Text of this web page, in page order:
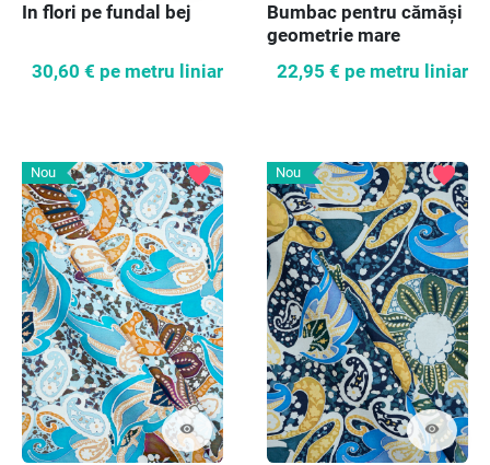
In flori pe fundal bej
30,60 € pe metru liniar
Bumbac pentru cămăși
geometrie mare
22,95 € pe metru liniar
Nou
visibility
favorite Nou
visibility
favorite